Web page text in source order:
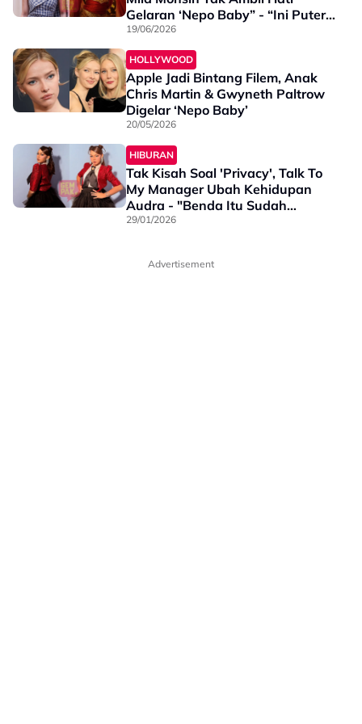
Gelaran ‘Nepo Baby” - “Ini Puteri
Gunung Ledang, Tak Boleh Main
Masuk…”
19/06/2026
HOLLYWOOD
Apple Jadi Bintang Filem, Anak
Chris Martin & Gwyneth Paltrow
Digelar ‘Nepo Baby’
20/05/2026
HIBURAN
Tak Kisah Soal 'Privacy', Talk To
My Manager Ubah Kehidupan
Audra - "Benda Itu Sudah
Melekat Sejak..."
29/01/2026
Advertisement